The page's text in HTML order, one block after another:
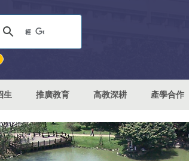
生 推廣教育 高教深耕 產學合作